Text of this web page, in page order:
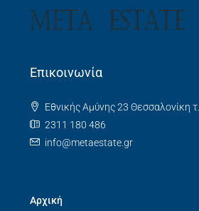
Επικοινωνία
Εθνικής Αμύνης 23 Θεσσαλονίκη
2311 180 486
info@metaestate.gr
Αρχική